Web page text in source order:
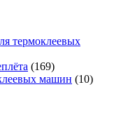
термоклеевых
(169)
машин (10)